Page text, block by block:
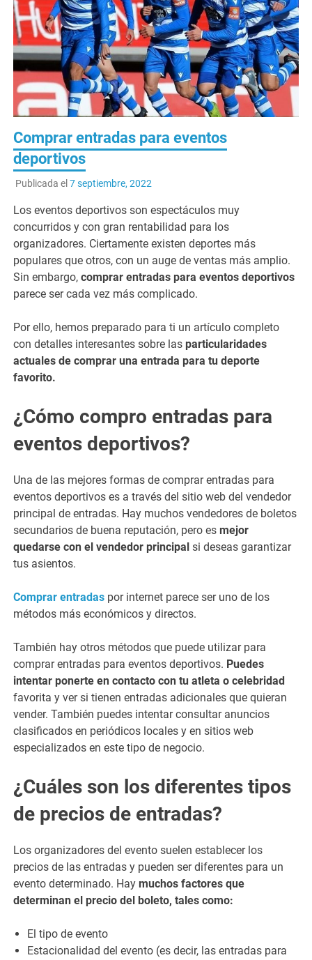
Comprar entradas para eventos
deportivos
Publicada el 7 septiembre, 2022
Los eventos deportivos son espectáculos muy
concurridos y con gran rentabilidad para los
organizadores. Ciertamente existen deportes más
populares que otros, con un auge de ventas más amplio.
Sin embargo,comprar entradas para eventos deportivos
parece ser cada vez más complicado.
Por ello, hemos preparado para ti un artículo completo
con detalles interesantes sobre lasparticularidades
actuales de comprar una entrada para tu deporte
favorito.
¿Cómo compro entradas para
eventos deportivos?
Una de las mejores formas de comprar entradas para
eventos deportivos es a través del sitio web del vendedor
principal de entradas. Hay muchos vendedores de boletos
secundarios de buena reputación, pero esmejor
quedarse con el vendedor principal si deseas garantizar
tus asientos.
Comprar entradas por internet parece ser uno de los
métodos más económicos y directos.
También hay otros métodos que puede utilizar para
comprar entradas para eventos deportivos. Puedes
intentar ponerte en contacto con tu atleta o celebridad
favorita y ver si tienen entradas adicionales que quieran
vender. También puedes intentar consultar anuncios
clasificados en periódicos locales y en sitios web
especializados en este tipo de negocio.
¿Cuáles son los diferentes tipos
de precios de entradas?
Los organizadores del evento suelen establecer los
precios de las entradas y pueden ser diferentes para un
evento determinado. Haymuchos factores que
determinan el precio del boleto, tales como:
El tipo de evento
Estacionalidad del evento (es decir, las entradas para